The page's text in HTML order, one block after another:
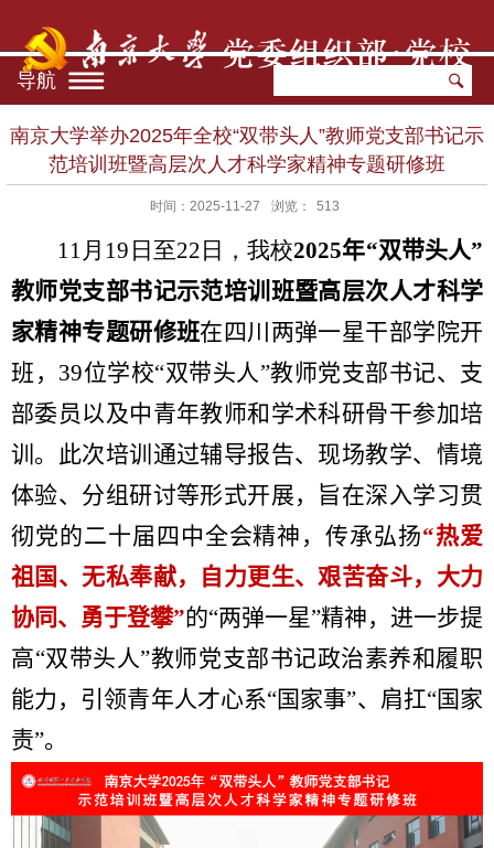
导航
南京大学举办2025年全校“双带头人”教师党支部书记示
范培训班暨高层次人才科学家精神专题研修班
时间：2025-11-27 浏览： 513
11月 19 日至22 日，我校2025年“双带头人”
教师党支部书记示范培训班暨高层次人才科学
家精神专题研修班在四川两弹一星干部学院开
班， 39位学校“双带头人”教师党支部书记、支
部委员以及中青年教师和学术科研骨干参加培
训。此次培训通过辅导报告、现场教学、情境
体验、分组研讨等形式开展，旨在深入学习贯
彻党的二十届四中全会精神，传承弘扬“热爱
祖国、无私奉献，自力更生、艰苦奋斗，大力
协同、勇于登攀”的“两弹一星”精神，进一步提
高“双带头人”教师党支部书记政治素养和履职
能力，引领青年人才心系“国家事”、肩扛“国家
责”。